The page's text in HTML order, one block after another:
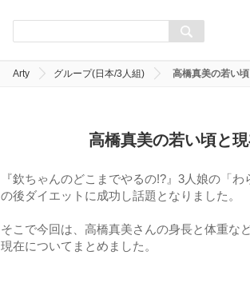
Arty グループ(日本/3人組) 高橋真美の若い
高橋真美の若い頃と
『欽ちゃんのどこまでやるの!?』3人娘の「
の後ダイエットに成功し話題となりました。
そこで今回は、高橋真美さんの身長と体重な
現在についてまとめました。